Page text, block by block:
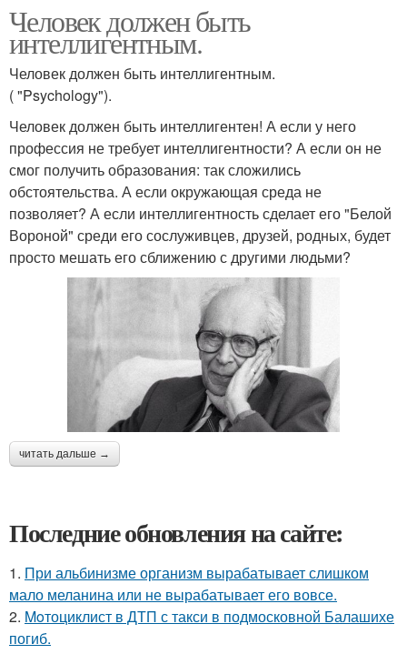
Человек должен быть
интеллигентным.
Человек должен быть интеллигентным.
( "Psychology").
Человек должен быть интеллигентен! А если у него
профессия не требует интеллигентности? А если он не
смог получить образования: так сложились
обстоятельства. А если окружающая среда не
позволяет? А если интеллигентность сделает его "Белой
Вороной" среди его сослуживцев, друзей, родных, будет
просто мешать его сближению с другими людьми?
читать дальше →
Последние обновления на сайте:
1. При альбинизме организм вырабатывает слишком
мало меланина или не вырабатывает его вовсе.
2. Moтоциклист в ДТП с такси в подмосковной Балашихе
погиб.